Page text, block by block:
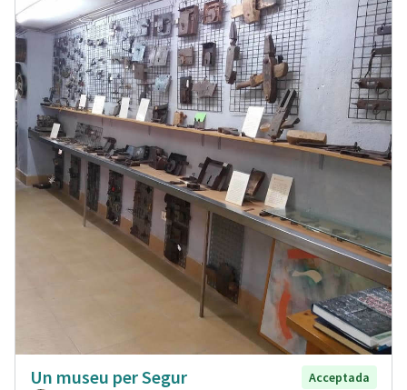
Un museu per Segur
Acceptada